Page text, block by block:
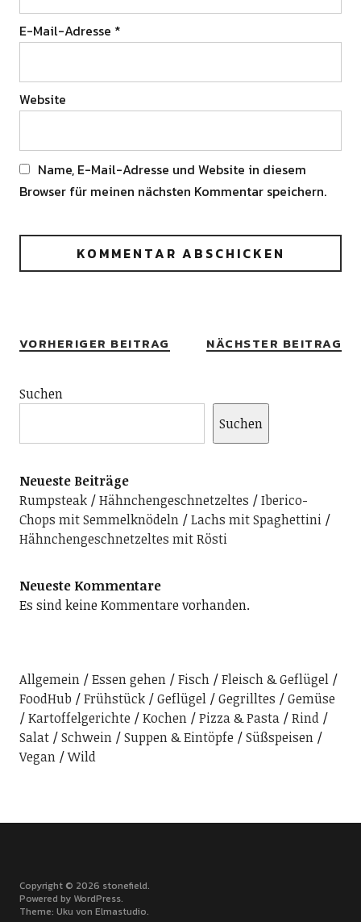
E-Mail-Adresse *
Website
Name, E-Mail-Adresse und Website in diesem
Browser für meinen nächsten Kommentar speichern.
VORHERIGER BEITRAG NÄCHSTER BEITRAG
Suchen
Suchen
Neueste Beiträge
Rumpsteak
Hähnchengeschnetzeltes
Iberico-
Chops mit Semmelknödeln
Lachs mit Spaghettini
Hähnchengeschnetzeltes mit Rösti
Neueste Kommentare
Es sind keine Kommentare vorhanden.
Allgemein Essen gehen Fisch
Fleisch & Geflügel
FoodHub
Frühstück Geflügel Gegrilltes
Gemüse
Kartoffelgerichte
Kochen Pizza & Pasta
Rind
Salat
Schwein Suppen & Eintöpfe
Süßspeisen
Vegan
Wild
Copyright © 2026 stonefield
Powered by WordPress
Theme: Uku von Elmastudio